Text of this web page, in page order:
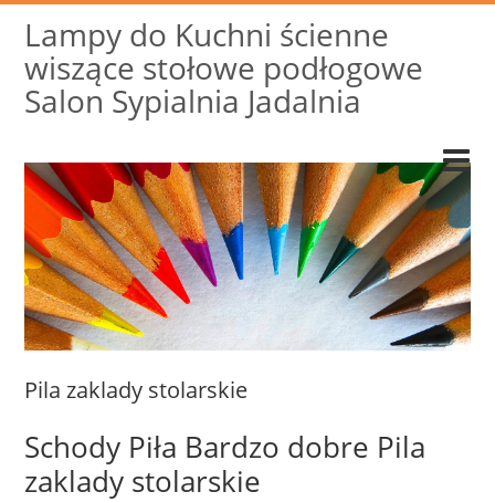
Lampy do Kuchni ścienne
wiszące stołowe podłogowe
Salon Sypialnia Jadalnia
Pila zaklady stolarskie
Schody Piła Bardzo dobre Pila
zaklady stolarskie